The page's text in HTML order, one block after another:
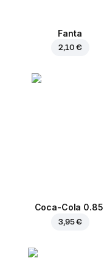
Fanta
2,10 €
Coca-Cola 0.85l
3,95 €